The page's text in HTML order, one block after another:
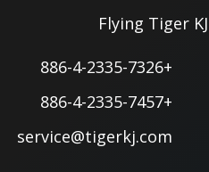
Flying Tiger KJ
+886-4-2335-7326
+886-4-2335-7457
service@tigerkj.com